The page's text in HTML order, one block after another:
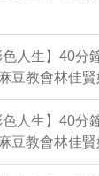
人生】40分
豆教會林佳賢
人生】40分
豆教會林佳賢